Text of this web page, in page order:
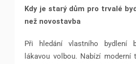
Kdy je starý dům pro trvalé
než novostavba
Při hledání vlastního bydlení
lákavou volbou. Nabízí moderní